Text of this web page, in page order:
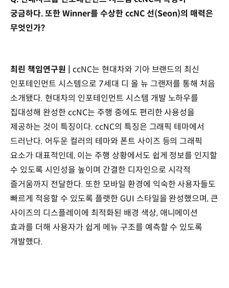
궁금하다. 또한 Winner를 수상한 ccNC 선(Seon)의 매력은
무엇인가?
최린 책임연구원 | ccNC는 현대차와 기아 브랜드의 최신
인포테인먼트 시스템으로 7세대 디 올 뉴 그랜저를 통해 처음
소개됐다. 현대차의 인포테인먼트 시스템 개발 노하우를
집대성해 완성한 ccNC는 주행 중에도 편리한 사용성을
제공하는 것이 특징이다. ccNC의 특징은 그래픽 테마에서
드러난다. 어두운 컬러의 테마와 폰트 사이즈 등의 그래픽
요소가 대표적인데, 이는 주행 상황에서도 쉽게 정보를 인지할
수 있도록 시인성을 높이며 간결한 디자인으로 시각적
즐거움까지 전달한다. 또한 모바일 환경에 익숙한 사용자들도
빠르게 적응할 수 있도록 플랫한 GUI 스타일을 완성했으며, 큰
사이즈의 디스플레이에 최적화된 배경 색상, 애니메이션
효과를 더해 사용자가 쉽게 메뉴 구조를 예측할 수 있도록
개발했다.